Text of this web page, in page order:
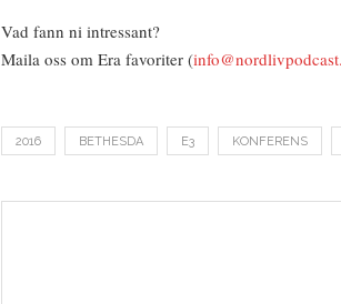
Vad fann ni intressant?
Maila oss om Era favoriter (
2016 BETHESDA E3 KONFERENS